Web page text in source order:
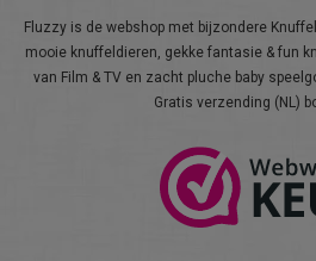
Fluzzy is de webshop met bijzondere
mooie knuffeldieren, gekke fantasie & fun
van Film & TV en zacht pluche baby
Gratis verzending (NL)